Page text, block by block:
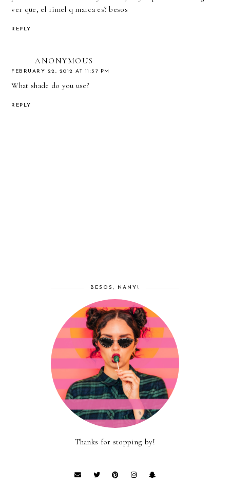
ver que, el rimel q marca es? besos
REPLY
ANONYMOUS
FEBRUARY 22, 2012 AT 11:57 PM
What shade do you use?
REPLY
BESOS, NANY!
Thanks for stopping by!